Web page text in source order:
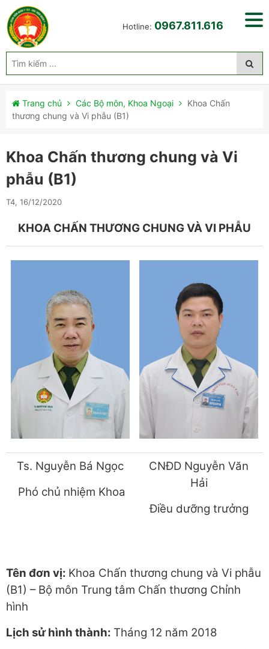
Hotline: 0967.811.616
Trang chủ Các Bộ môn, Khoa Ngoại
Khoa Chấn
thương chung và Vi phẫu (B1)
Khoa Chấn thương chung và Vi
phẫu (B1)
T4, 16/12/2020
KHOA CHẤN THƯƠNG CHUNG VÀ VI PHẪU
Ts. Nguyễn Bá Ngọc
Phó chủ nhiệm Khoa
CNĐD Nguyễn Văn
Hải
Điều dưỡng trưởng
Tên đơn vị: Khoa Chấn thương chung và Vi phẫu
(B1) – Bộ môn Trung tâm Chấn thương Chỉnh
hình
Lịch sử hình thành: Tháng 12 năm 2018